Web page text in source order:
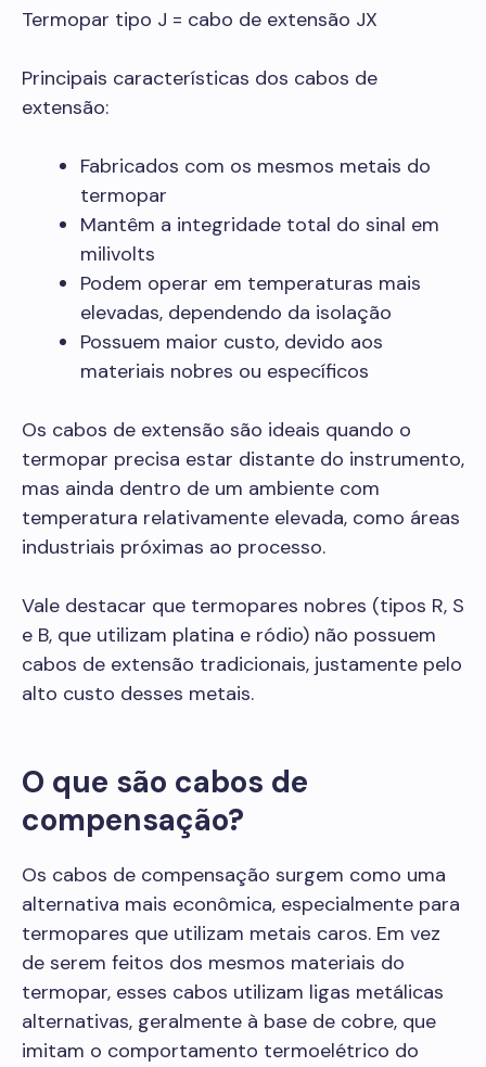
Termopar tipo J = cabo de extensão JX
Principais características dos cabos de
extensão:
Fabricados com os mesmos metais do
termopar
Mantêm a integridade total do sinal em
milivolts
Podem operar em temperaturas mais
elevadas, dependendo da isolação
Possuem maior custo, devido aos
materiais nobres ou específicos
Os cabos de extensão são ideais quando o
termopar precisa estar distante do instrumento,
mas ainda dentro de um ambiente com
temperatura relativamente elevada, como áreas
industriais próximas ao processo.
Vale destacar que termopares nobres (tipos R, S
e B, que utilizam platina e ródio) não possuem
cabos de extensão tradicionais, justamente pelo
alto custo desses metais.
O que são cabos de
compensação?
Os cabos de compensação surgem como uma
alternativa mais econômica, especialmente para
termopares que utilizam metais caros. Em vez
de serem feitos dos mesmos materiais do
termopar, esses cabos utilizam ligas metálicas
alternativas, geralmente à base de cobre, que
imitam o comportamento termoelétrico do